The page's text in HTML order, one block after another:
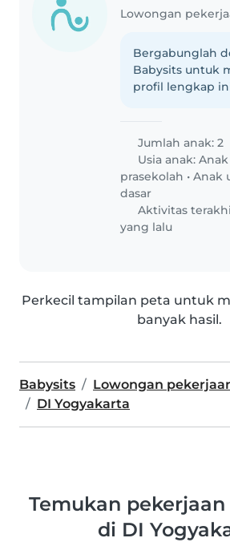
Bergabunglah
Babysits untuk
profil lengkap
Jumlah anak: 2
Usia anak:Anak
prasekolah •Anak
dasar
Aktivitas
yang lalu
Perkecil tampilan peta untuk
banyak hasil.
Babysits
Lowongan
DI Yogyakarta
Temukan
di DI